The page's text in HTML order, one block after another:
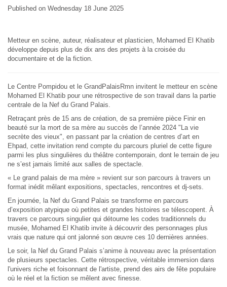
Published on Wednesday 18 June 2025
Metteur en scène, auteur, réalisateur et plasticien, Mohamed El Khatib
développe depuis plus de dix ans des projets à la croisée du
documentaire et de la fiction.
Le Centre Pompidou et le GrandPalaisRmn invitent le metteur en scène
Mohamed El Khatib pour une rétrospective de son travail dans la partie
centrale de la Nef du Grand Palais.
Retraçant près de 15 ans de création, de sa première pièce Finir en
beauté sur la mort de sa mère au succès de l’année 2024 "La vie
secrète des vieux", en passant par la création de centres d’art en
Ehpad, cette invitation rend compte du parcours pluriel de cette figure
parmi les plus singulières du théâtre contemporain, dont le terrain de jeu
ne s’est jamais limité aux salles de spectacle.
« Le grand palais de ma mère » revient sur son parcours à travers un
format inédit mêlant expositions, spectacles, rencontres et dj-sets.
En journée, la Nef du Grand Palais se transforme en parcours
d’exposition atypique où petites et grandes histoires se télescopent. À
travers ce parcours singulier qui détourne les codes traditionnels du
musée, Mohamed El Khatib invite à découvrir des personnages plus
vrais que nature qui ont jalonné son œuvre ces 10 dernières années.
Le soir, la Nef du Grand Palais s’anime à nouveau avec la présentation
de plusieurs spectacles. Cette rétrospective, véritable immersion dans
l'univers riche et foisonnant de l'artiste, prend des airs de fête populaire
où le réel et la fiction se mêlent avec finesse.